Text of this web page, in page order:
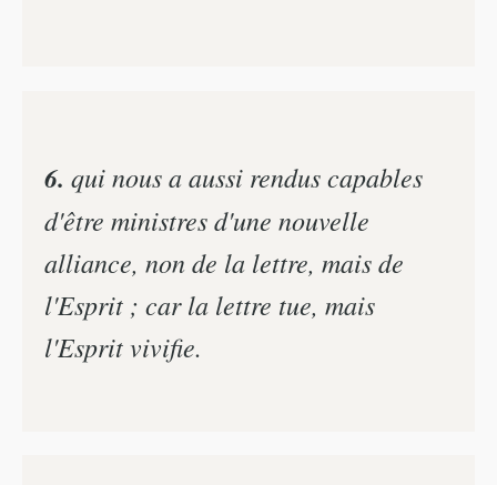
6. qui nous a aussi rendus capables
d'être ministres d'une nouvelle
alliance, non de la lettre, mais de
l'Esprit ; car la lettre tue, mais
l'Esprit vivifie.